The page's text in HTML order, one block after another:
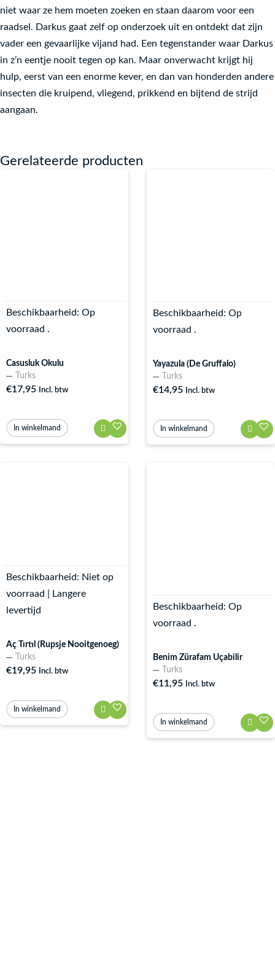
niet waar ze hem moeten zoeken en staan daarom voor een
raadsel. Darkus gaat zelf op onderzoek uit en ontdekt dat zijn
vader een gevaarlijke vijand had. Een tegenstander waar Darkus
in z’n eentje nooit tegen op kan. Maar onverwacht krijgt hij
hulp, eerst van een enorme kever, en dan van honderden andere
insecten die kruipend, vliegend, prikkend en bijtend de strijd
aangaan.
Gerelateerde producten
Beschikbaarheid: Op
voorraad .
Casusluk Okulu
Turks
€17,95 Incl. btw
In winkelmand
Beschikbaarheid: Op
voorraad .
Yayazula (De Gruffalo)
Turks
€14,95 Incl. btw
In winkelmand
Beschikbaarheid: Niet op
voorraad | Langere
levertijd
Aç Tırtıl (Rupsje Nooitgenoeg)
Turks
€19,95 Incl. btw
In winkelmand
Beschikbaarheid: Op
voorraad .
Benim Zürafam Uçabilir
Turks
€11,95 Incl. btw
In winkelmand